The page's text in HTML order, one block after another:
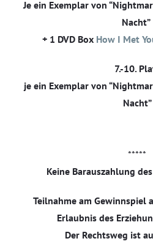
Je ein Exemplar von
Nacht”
+ 1 DVD Box How I Met
7.-10.
je ein Exemplar von
Nacht”
*****
Keine Barauszahlung
Teilnahme am Gewinnspiel
Erlaubnis des
Der Rechtsweg ist